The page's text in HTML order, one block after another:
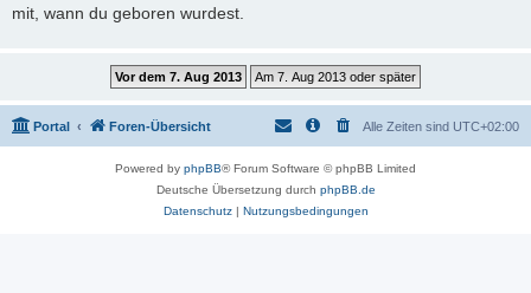
mit, wann du geboren wurdest.
Portal Foren-Übersicht Alle Zeiten sind UTC+02:00
Powered by phpBB® Forum Software © phpBB Limited
Deutsche Übersetzung durch phpBB.de
Datenschutz| Nutzungsbedingungen